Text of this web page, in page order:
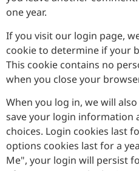
one year.
If you visit our login page,
cookie to determine if your
This cookie contains no
when you close your
When you log in, we will
save your login information
choices. Login cookies last
options cookies last for a
Me", your login will persist